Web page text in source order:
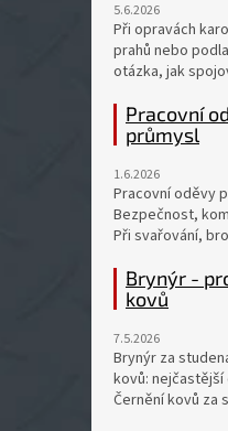
5.6.2026
Při opravách
prahů nebo
otázka, jak
Pracovní
průmysl
1.6.2026
Pracovní oděvy
Bezpečnost,
Při svařování,
Brynýr -
kovů
7.5.2026
Brynýr za
kovů:
Černění kovů za